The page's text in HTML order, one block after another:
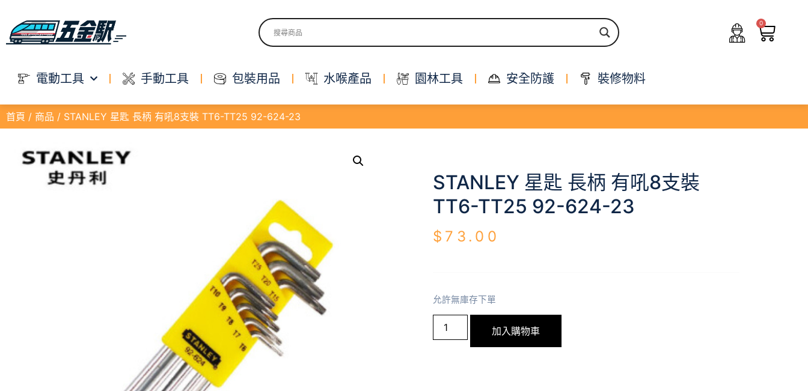
0
電動工具 手動工具 包裝用品 水喉產品 園林工具 安全防護 裝修物料
首頁 / 商品 / STANLEY 星匙 長柄 有吼8支裝 TT6-TT25 92-624-23
STANLEY 星匙 長柄 有吼8支裝
TT6-TT25 92-624-23
$ 73.00
允許無庫存下單
加入購物車